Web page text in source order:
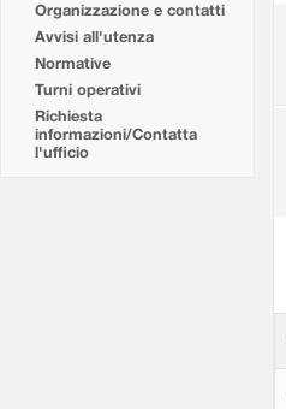
Organizzazione e contatti
Avvisi all'utenza
Normative
Turni operativi
Richiesta
informazioni/Contatta
l'ufficio